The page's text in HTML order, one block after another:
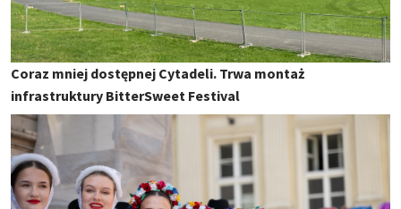
Coraz mniej dostępnej Cytadeli. Trwa montaż
infrastruktury BitterSweet Festival